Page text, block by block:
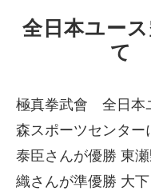
全日本ユー
て
極真拳武會 全日本
森スポーツセンタ
泰臣さんが優勝 東
織さんが準優勝 大